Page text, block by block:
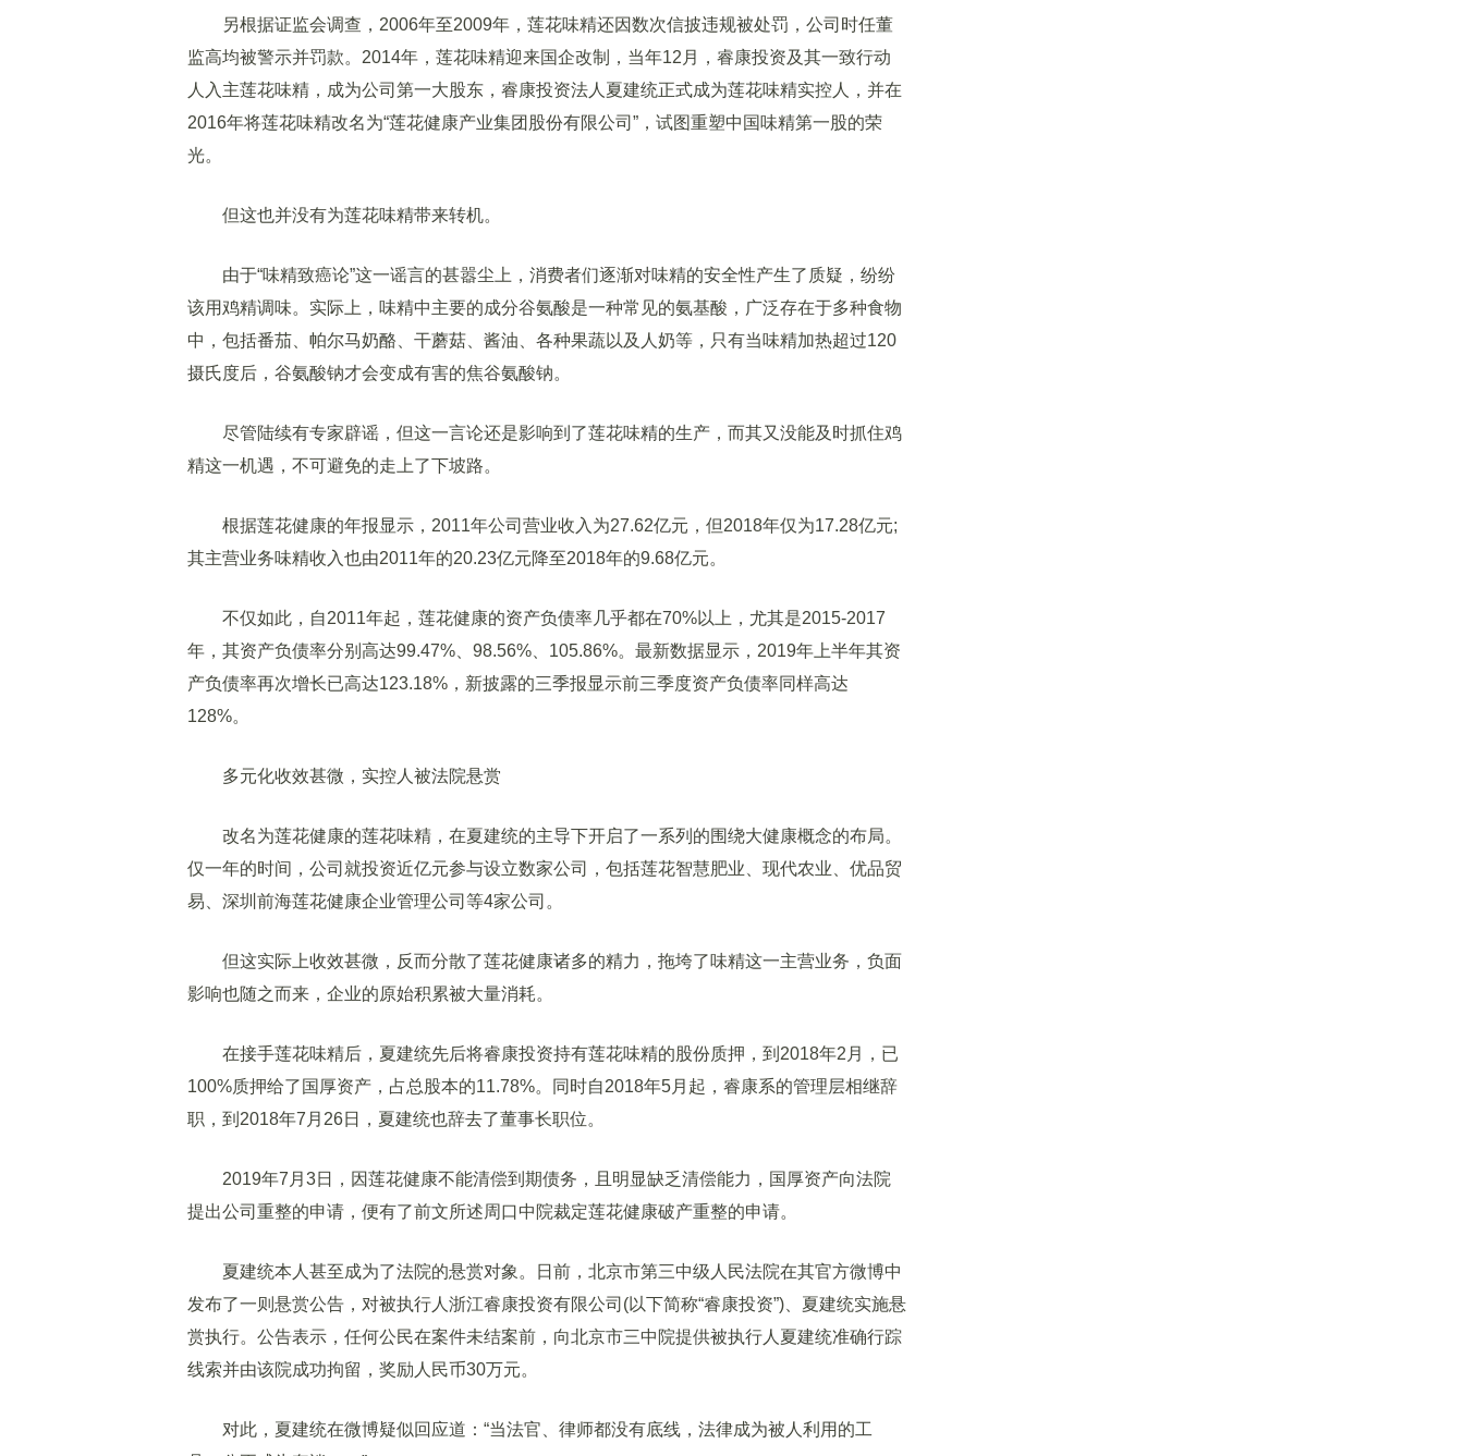
另根据证监会调查，2006年至2009年，莲花味精还因数次信披违规被处罚，公司时任董
监高均被警示并罚款。2014年，莲花味精迎来国企改制，当年12月，睿康投资及其一致行动
人入主莲花味精，成为公司第一大股东，睿康投资法人夏建统正式成为莲花味精实控人，并在
2016年将莲花味精改名为“莲花健康产业集团股份有限公司”，试图重塑中国味精第一股的荣
光。
但这也并没有为莲花味精带来转机。
由于“味精致癌论”这一谣言的甚嚣尘上，消费者们逐渐对味精的安全性产生了质疑，纷纷
该用鸡精调味。实际上，味精中主要的成分谷氨酸是一种常见的氨基酸，广泛存在于多种食物
中，包括番茄、帕尔马奶酪、干蘑菇、酱油、各种果蔬以及人奶等，只有当味精加热超过120
摄氏度后，谷氨酸钠才会变成有害的焦谷氨酸钠。
尽管陆续有专家辟谣，但这一言论还是影响到了莲花味精的生产，而其又没能及时抓住鸡
精这一机遇，不可避免的走上了下坡路。
根据莲花健康的年报显示，2011年公司营业收入为27.62亿元，但2018年仅为17.28亿元;
其主营业务味精收入也由2011年的20.23亿元降至2018年的9.68亿元。
不仅如此，自2011年起，莲花健康的资产负债率几乎都在70%以上，尤其是2015-2017
年，其资产负债率分别高达99.47%、98.56%、105.86%。最新数据显示，2019年上半年其资
产负债率再次增长已高达123.18%，新披露的三季报显示前三季度资产负债率同样高达
128%。
多元化收效甚微，实控人被法院悬赏
改名为莲花健康的莲花味精，在夏建统的主导下开启了一系列的围绕大健康概念的布局。
仅一年的时间，公司就投资近亿元参与设立数家公司，包括莲花智慧肥业、现代农业、优品贸
易、深圳前海莲花健康企业管理公司等4家公司。
但这实际上收效甚微，反而分散了莲花健康诸多的精力，拖垮了味精这一主营业务，负面
影响也随之而来，企业的原始积累被大量消耗。
在接手莲花味精后，夏建统先后将睿康投资持有莲花味精的股份质押，到2018年2月，已
100%质押给了国厚资产，占总股本的11.78%。同时自2018年5月起，睿康系的管理层相继辞
职，到2018年7月26日，夏建统也辞去了董事长职位。
2019年7月3日，因莲花健康不能清偿到期债务，且明显缺乏清偿能力，国厚资产向法院
提出公司重整的申请，便有了前文所述周口中院裁定莲花健康破产重整的申请。
夏建统本人甚至成为了法院的悬赏对象。日前，北京市第三中级人民法院在其官方微博中
发布了一则悬赏公告，对被执行人浙江睿康投资有限公司(以下简称“睿康投资”)、夏建统实施悬
赏执行。公告表示，任何公民在案件未结案前，向北京市三中院提供被执行人夏建统准确行踪
线索并由该院成功拘留，奖励人民币30万元。
对此，夏建统在微博疑似回应道：“当法官、律师都没有底线，法律成为被人利用的工